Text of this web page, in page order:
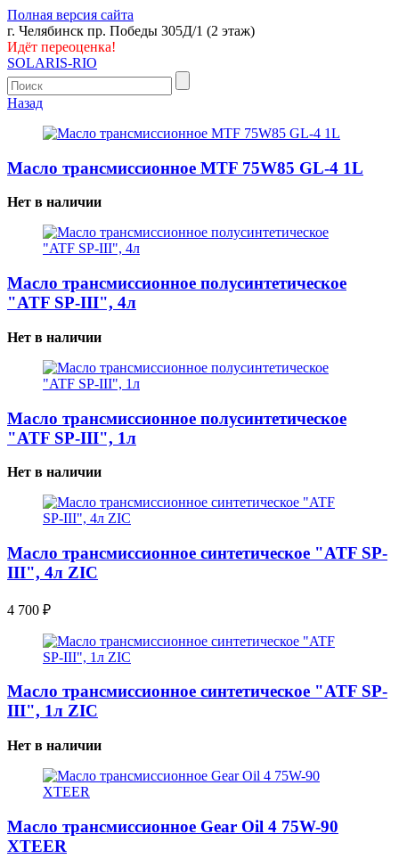
Полная версия сайта
г. Челябинск пр. Победы 305Д/1 (2 этаж)
Идёт переоценка!
SOLARIS-RIO
Назад
Масло трансмиссионное MTF 75W85 GL-4 1L
Нет в наличии
Масло трансмиссионное полусинтетическое
"ATF SP-III", 4л
Нет в наличии
Масло трансмиссионное полусинтетическое
"ATF SP-III", 1л
Нет в наличии
Масло трансмиссионное синтетическое "ATF SP-
III", 4л ZIC
4 700 ₽
Масло трансмиссионное синтетическое "ATF SP-
III", 1л ZIC
Нет в наличии
Масло трансмиссионное Gear Oil 4 75W-90
XTEER